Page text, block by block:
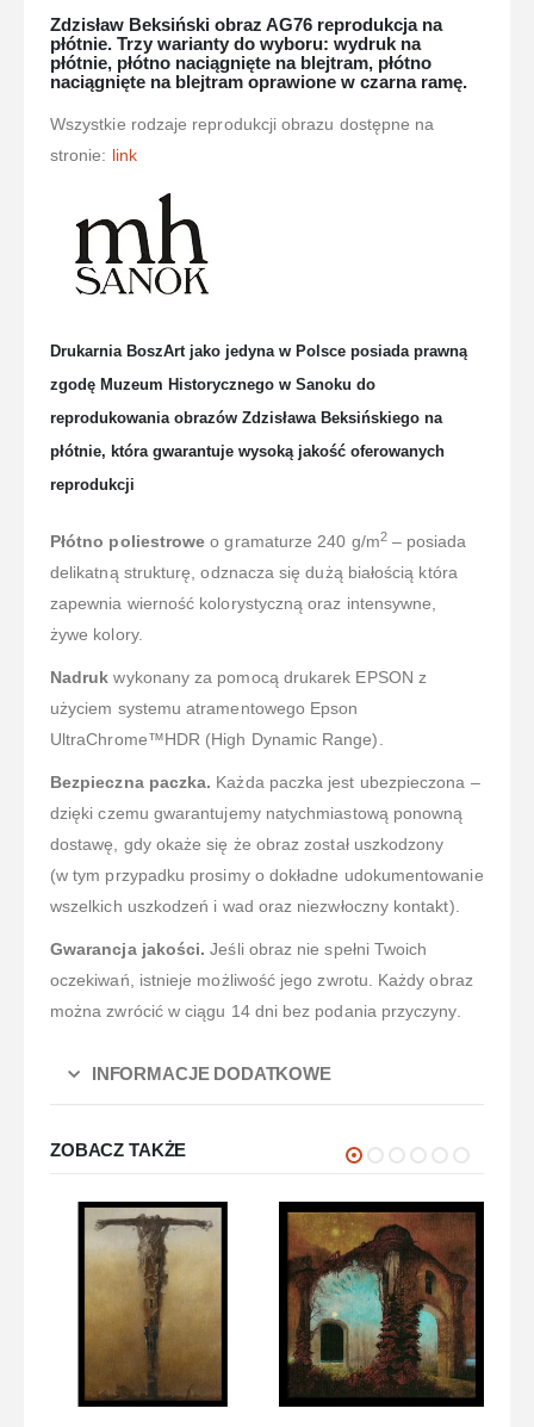
Zdzisław Beksiński obraz AG76 reprodukcja na
płótnie. Trzy warianty do wyboru: wydruk na
płótnie, płótno naciągnięte na blejtram, płótno
naciągnięte na blejtram oprawione w czarna ramę.
Wszystkie rodzaje reprodukcji obrazu dostępne na
stronie: link
Drukarnia BoszArt jako jedyna w Polsce posiada prawną
zgodę Muzeum Historycznego w Sanoku do
reprodukowania obrazów Zdzisława Beksińskiego na
płótnie, która gwarantuje wysoką jakość oferowanych
reprodukcji
Płótno poliestroweo gramaturze 240 g/m2– posiada
delikatną strukturę, odznacza się dużą białością która
zapewnia wierność kolorystyczną oraz intensywne,
żywe kolory.
Nadruk wykonany za pomocą drukarek EPSON z
użyciem systemu atramentowego Epson
UltraChrome™HDR (High Dynamic Range).
Bezpieczna paczka. Każda paczka jest ubezpieczona –
dzięki czemu gwarantujemy natychmiastową ponowną
dostawę, gdy okaże się że obraz został uszkodzony
(w tym przypadku prosimy o dokładne udokumentowanie
wszelkich uszkodzeń i wad oraz niezwłoczny kontakt).
Gwarancja jakości. Jeśli obraz nie spełni Twoich
oczekiwań, istnieje możliwość jego zwrotu. Każdy obraz
można zwrócić w ciągu 14 dni bez podania przyczyny.
INFORMACJE DODATKOWE
ZOBACZ TAKŻE